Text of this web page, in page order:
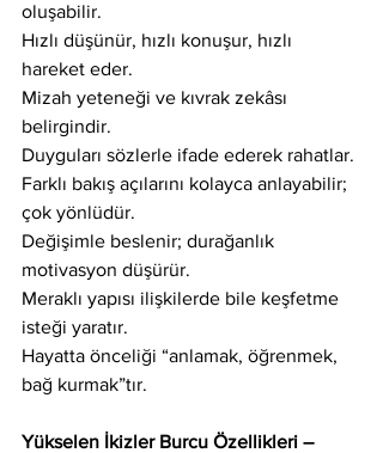
oluşabilir.
Hızlı düşünür, hızlı konuşur, hızlı
hareket eder.
Mizah yeteneği ve kıvrak zekâsı
belirgindir.
Duyguları sözlerle ifade ederek rahatlar.
Farklı bakış açılarını kolayca anlayabilir;
çok yönlüdür.
Değişimle beslenir; durağanlık
motivasyon düşürür.
Meraklı yapısı ilişkilerde bile keşfetme
isteği yaratır.
Hayatta önceliği “anlamak, öğrenmek,
bağ kurmak”tır.
Yükselen İkizler Burcu Özellikleri –